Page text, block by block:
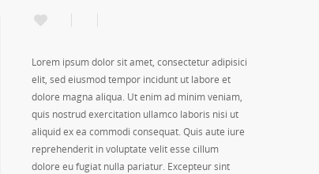
Lorem ipsum dolor sit amet, consectetur adipisici
elit, sed eiusmod tempor incidunt ut labore et
dolore magna aliqua. Ut enim ad minim veniam,
quis nostrud exercitation ullamco laboris nisi ut
aliquid ex ea commodi consequat. Quis aute iure
reprehenderit in voluptate velit esse cillum
dolore eu fugiat nulla pariatur. Excepteur sint